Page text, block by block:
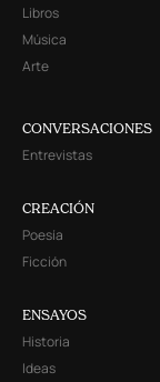
Libros
Música
Arte
CONVERSACIONES
Entrevistas
CREACIÓN
Poesía
Ficción
ENSAYOS
Historia
Ideas